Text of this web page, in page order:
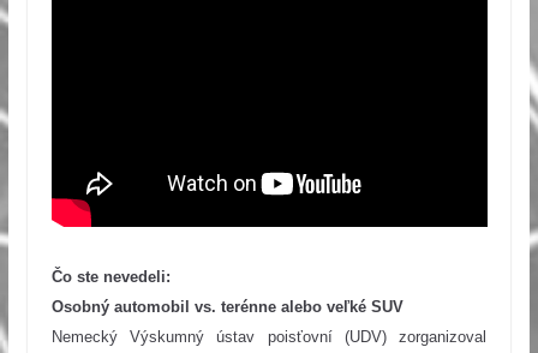
Čo ste nevedeli:
Osobný automobil vs. terénne alebo veľké SUV
Nemecký Výskumný ústav poisťovní (UDV) zorganizoval